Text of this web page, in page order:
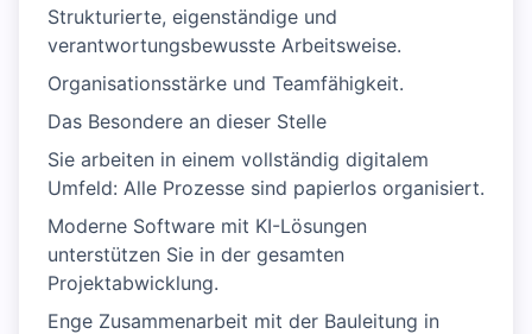
Strukturierte, eigenständige und
verantwortungsbewusste Arbeitsweise.
Organisationsstärke und Teamfähigkeit.
Das Besondere an dieser Stelle
Sie arbeiten in einem vollständig digitalem
Umfeld: Alle Prozesse sind papierlos organisiert.
Moderne Software mit KI-Lösungen
unterstützen Sie in der gesamten
Projektabwicklung.
Enge Zusammenarbeit mit der Bauleitung in